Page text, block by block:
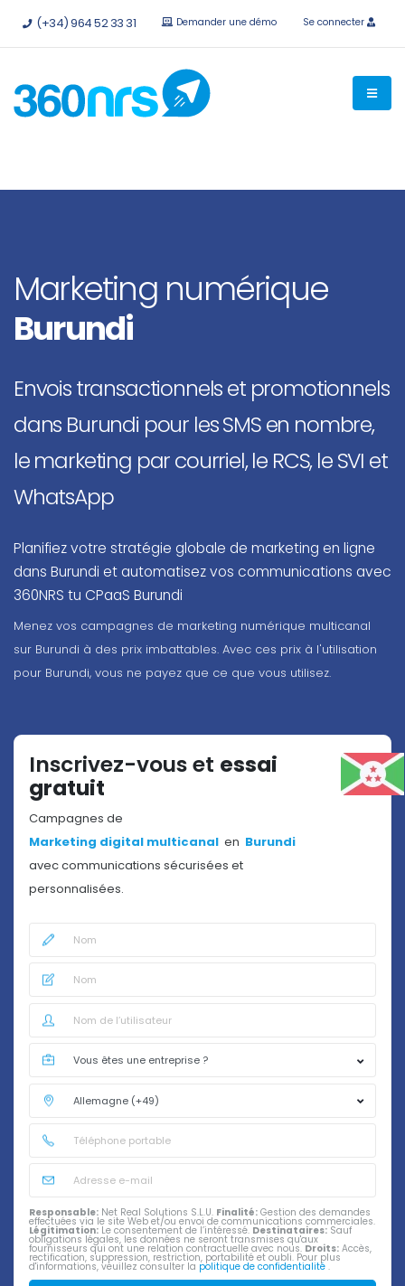
Essayez-le gratuitement sans engagementAPI et
(+34) 964 52 33 31 Demander une démo Se connecter
Marketing numérique
Burundi
Envois transactionnels et promotionnels
dans Burundi pour les SMS en nombre,
le marketing par courriel, le RCS, le SVI et
WhatsApp
Planifiez votre stratégie globale de marketing en ligne
dans Burundi et automatisez vos communications avec
360NRS tu CPaaS Burundi
Menez vos campagnes de marketing numérique multicanal
sur Burundi à des prix imbattables. Avec ces prix à l'utilisation
pour Burundi, vous ne payez que ce que vous utilisez.
Inscrivez-vous et essai
gratuit
Campagnes de
Marketing digital multicanal en Burundi
avec communications sécurisées et
personnalisées.
Responsable: Net Real Solutions S.L.U. Finalité: Gestion des demandes
effectuées via le site Web et/ou envoi de communications commerciales.
Légitimation: Le consentement de l’intéressé. Destinataires: Sauf
obligations légales, les données ne seront transmises qu'aux
fournisseurs qui ont une relation contractuelle avec nous. Droits: Accès,
rectification, suppression, restriction, portabilité et oubli. Pour plus
d'informations, veuillez consulter la politique de confidentialité .